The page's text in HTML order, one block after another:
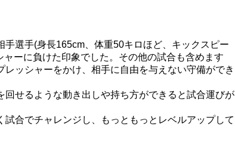
手選手(身長165cm、体重50キロほど、キックスピー
ャーに負けた印象でした。その他の試合も含めます
レッシャーをかけ、相手に自由を与えない守備ができ
回せるような動き出しや持ち方ができると試合運びが
試合でチャレンジし、もっともっとレベルアップして